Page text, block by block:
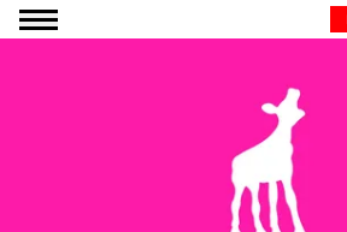
Ga naar